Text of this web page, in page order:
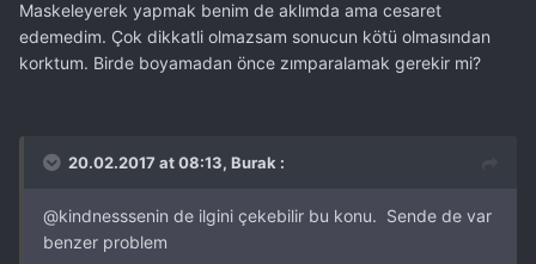
Maskeleyerek yapmak benim de aklımda ama cesaret
edemedim. Çok dikkatli olmazsam sonucun kötü olmasından
korktum. Birde boyamadan önce zımparalamak gerekir mi?
20.02.2017 at 08:13, Burak :
@kindnesssenin de ilgini çekebilir bu konu. Sende de var
benzer problem